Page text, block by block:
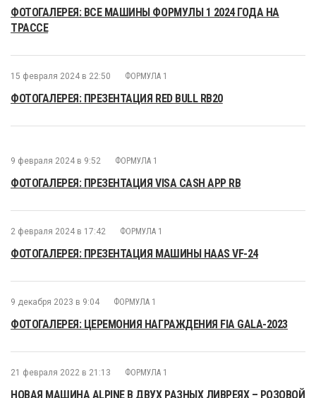
ФОТОГАЛЕРЕЯ: ВСЕ МАШИНЫ ФОРМУЛЫ 1 2024 ГОДА НА
ТРАССЕ
15 февраля 2024 в 22:50 ФОРМУЛА 1
ФОТОГАЛЕРЕЯ: ПРЕЗЕНТАЦИЯ RED BULL RB20
9 февраля 2024 в 9:52 ФОРМУЛА 1
ФОТОГАЛЕРЕЯ: ПРЕЗЕНТАЦИЯ VISA CASH APP RB
2 февраля 2024 в 17:42 ФОРМУЛА 1
ФОТОГАЛЕРЕЯ: ПРЕЗЕНТАЦИЯ МАШИНЫ HAAS VF-24
9 декабря 2023 в 9:04 ФОРМУЛА 1
ФОТОГАЛЕРЕЯ: ЦЕРЕМОНИЯ НАГРАЖДЕНИЯ FIA GALA-2023
21 февраля 2022 в 21:13 ФОРМУЛА 1
НОВАЯ МАШИНА ALPINE В ДВУХ РАЗНЫХ ЛИВРЕЯХ – РОЗОВОЙ